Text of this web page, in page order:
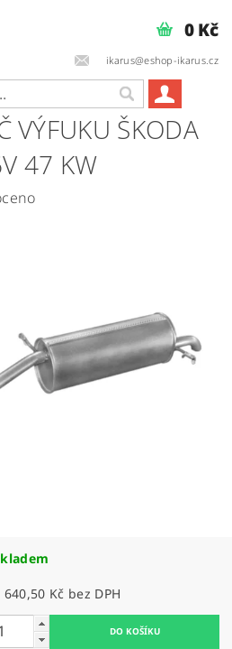
ikarus@eshop-ikarus.cz
0 Kč
VÝFUKU ŠKODA
47 KW
1 640,50 Kč bez DPH